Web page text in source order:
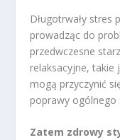
Długotrwały stres
prowadząc do
przedwczesne
relaksacyjne, takie
mogą przyczynić
poprawy ogólnego
Zatem zdrowy